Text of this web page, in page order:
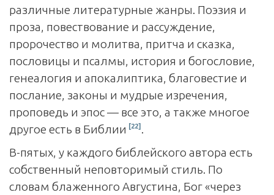
различные литературные жанры. Поэзия и
проза, повествование и рассуждение,
пророчество и молитва, притча и сказка,
пословицы и псалмы, история и богословие,
генеалогия и апокалиптика, благовестие и
послание, законы и мудрые изречения,
проповедь и эпос — все это, а также многое
другое есть в Библии [22] .
В-пятых, у каждого библейского автора есть
собственный неповторимый стиль. По
словам блаженного Августина, Бог «через